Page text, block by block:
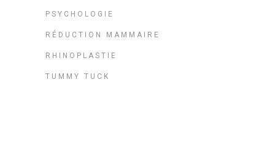
PSYCHOLOGIE
RÉDUCTION MAMMAIRE
RHINOPLASTIE
TUMMY TUCK